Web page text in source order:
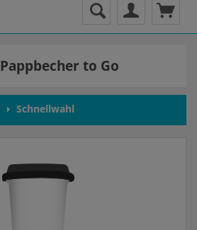
Pappbecher to Go
Schnellwahl